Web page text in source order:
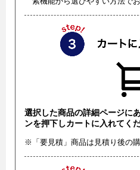
選択した商品の詳細ページに
ンを押下しカートに入れてくだ
※「要見積」商品は見積り後の